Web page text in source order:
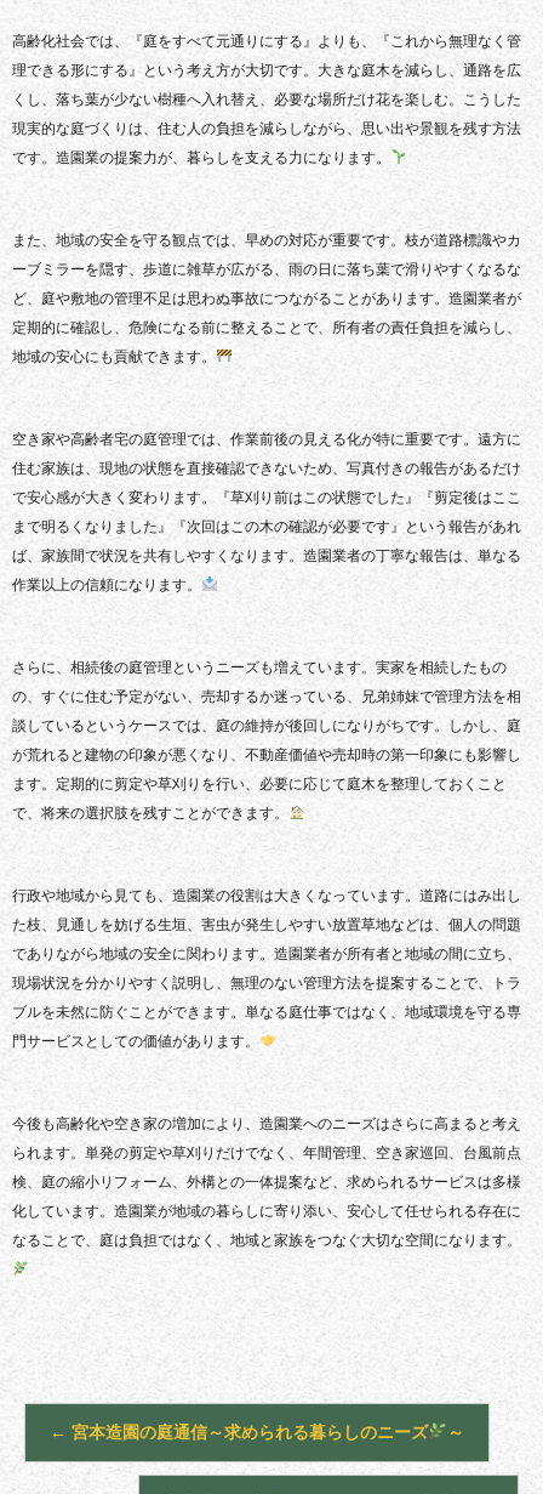
高齢化社会では、『庭をすべて元通りにする』よりも、『これから無理なく管
理できる形にする』という考え方が大切です。大きな庭木を減らし、通路を広
くし、落ち葉が少ない樹種へ入れ替え、必要な場所だけ花を楽しむ。こうした
現実的な庭づくりは、住む人の負担を減らしながら、思い出や景観を残す方法
です。造園業の提案力が、暮らしを支える力になります。
また、地域の安全を守る観点では、早めの対応が重要です。枝が道路標識やカ
ーブミラーを隠す、歩道に雑草が広がる、雨の日に落ち葉で滑りやすくなるな
ど、庭や敷地の管理不足は思わぬ事故につながることがあります。造園業者が
定期的に確認し、危険になる前に整えることで、所有者の責任負担を減らし、
地域の安心にも貢献できます。
空き家や高齢者宅の庭管理では、作業前後の見える化が特に重要です。遠方に
住む家族は、現地の状態を直接確認できないため、写真付きの報告があるだけ
で安心感が大きく変わります。『草刈り前はこの状態でした』『剪定後はここ
まで明るくなりました』『次回はこの木の確認が必要です』という報告があれ
ば、家族間で状況を共有しやすくなります。造園業者の丁寧な報告は、単なる
作業以上の信頼になります。
さらに、相続後の庭管理というニーズも増えています。実家を相続したもの
の、すぐに住む予定がない、売却するか迷っている、兄弟姉妹で管理方法を相
談しているというケースでは、庭の維持が後回しになりがちです。しかし、庭
が荒れると建物の印象が悪くなり、不動産価値や売却時の第一印象にも影響し
ます。定期的に剪定や草刈りを行い、必要に応じて庭木を整理しておくこと
で、将来の選択肢を残すことができます。
行政や地域から見ても、造園業の役割は大きくなっています。道路にはみ出し
た枝、見通しを妨げる生垣、害虫が発生しやすい放置草地などは、個人の問題
でありながら地域の安全に関わります。造園業者が所有者と地域の間に立ち、
現場状況を分かりやすく説明し、無理のない管理方法を提案することで、トラ
ブルを未然に防ぐことができます。単なる庭仕事ではなく、地域環境を守る専
門サービスとしての価値があります。
今後も高齢化や空き家の増加により、造園業へのニーズはさらに高まると考え
られます。単発の剪定や草刈りだけでなく、年間管理、空き家巡回、台風前点
検、庭の縮小リフォーム、外構との一体提案など、求められるサービスは多様
化しています。造園業が地域の暮らしに寄り添い、安心して任せられる存在に
なることで、庭は負担ではなく、地域と家族をつなぐ大切な空間になります。
← 宮本造園の庭通信～求められる暮らしのニーズ ～